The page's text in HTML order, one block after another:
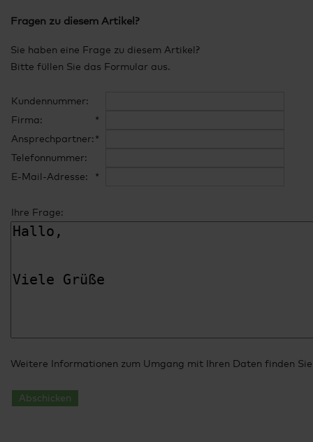
Fragen zu diesem Artikel?
Sie haben eine Frage zu diesem Artikel?
Bitte füllen Sie das Formular aus.
Kundennummer:
Firma:
*
Ansprechpartner:*
Telefonnummer:
E-Mail-Adresse:
*
Ihre Frage:
Weitere Informationen zum Umgang mit Ihren Daten finden
Abschicken